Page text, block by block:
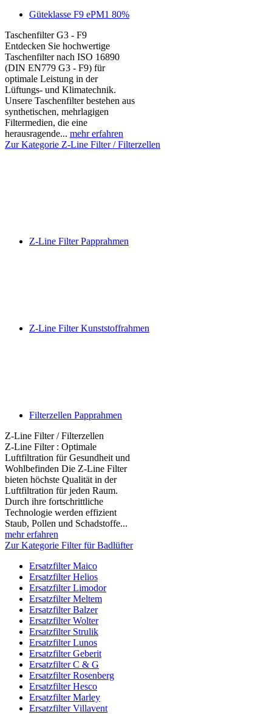
Güteklasse F9 ePM1 80%
Taschenfilter G3 - F9
Entdecken Sie hochwertige
Taschenfilter nach ISO 16890
(DIN EN779 G3 - F9) für
optimale Leistung in der
Lüftungs- und Klimatechnik.
Unsere Taschenfilter bestehen aus
synthetischen, mehrlagigen
Filtermedien, die eine
herausragende... mehr erfahren
Zur Kategorie Z-Line Filter / Filterzellen
Z-Line Filter Papprahmen
Z-Line Filter Kunststoffrahmen
Filterzellen Papprahmen
Z-Line Filter / Filterzellen
Z-Line Filter : Optimale
Luftfiltration für Gesundheit und
Wohlbefinden Die Z-Line Filter
bieten höchste Qualität in der
Luftfiltration für jeden Raum.
Durch ihre fortschrittliche
Technologie werden effizient
Staub, Pollen und Schadstoffe...
mehr erfahren
Zur Kategorie Filter für Badlüfter
Ersatzfilter Maico
Ersatzfilter Helios
Ersatzfilter Limodor
Ersatzfilter Meltem
Ersatzfilter Balzer
Ersatzfilter Wolter
Ersatzfilter Strulik
Ersatzfilter Lunos
Ersatzfilter Geberit
Ersatzfilter C & G
Ersatzfilter Rosenberg
Ersatzfilter Hesco
Ersatzfilter Marley
Ersatzfilter Villavent